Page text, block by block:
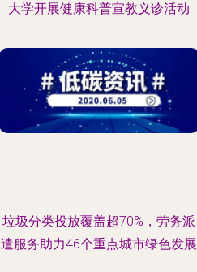
大学开展健康科普宣教义诊活动
垃圾分类投放覆盖超70%，劳务派
遣服务助力46个重点城市绿色发展